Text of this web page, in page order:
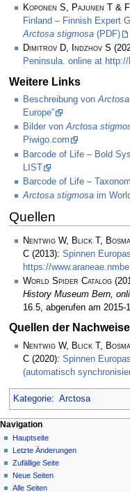
Koponen S, Pajunen T &
Finland – Finnish Expert
Arctosa stigmosa (PDF)
Dimitrov D, Indzhov S
Peninsula. online at
Weitere Links
Beschreibung von
Europe”
Bilder vonArctosa
Piwigo.com
Barcode of Life – Bold
LIST
Barcode of Life –
Arctosa stigmosa im
Quellen
Nentwig W, Blick T,
C (2013): Spinnen
https://
World Spider Catalog
History Museum Bern,
16.5, abgerufen am 2015-
Quellen der
Nentwig W, Blick T,
C (2020): Spinnen
(automatisch
Kategorie: Arctosa
Navigation
Hauptseite
Letzte Änderungen
Zufällige Seite
Neue Seiten
Alle Seiten